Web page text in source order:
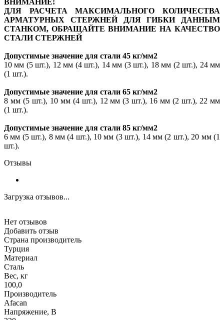
ДЛЯ РАСЧЕТА МАКСИМАЛЬНОГО КОЛИЧЕСТВА
АРМАТУРНЫХ СТЕРЖНЕЙ ДЛЯ ГИБКИ ДАННЫМ
СТАНКОМ, ОБРАЩАЙТЕ ВНИМАНИЕ НА КАЧЕСТВО
СТАЛИ СТЕРЖНЕЙ
Допустимые значение для стали 45 кг/мм2
10 мм (5 шт.), 12 мм (4 шт.), 14 мм (3 шт.), 18 мм (2 шт.), 24 мм
(1 шт.).
Допустимые значение для стали 65 кг/мм2
8 мм (5 шт.), 10 мм (4 шт.), 12 мм (3 шт.), 16 мм (2 шт.), 22 мм
(1 шт.).
Допустимые значение для стали 85 кг/мм2
6 мм (5 шт.), 8 мм (4 шт.), 10 мм (3 шт.), 14 мм (2 шт.), 20 мм (1
шт.).
Отзывы
Загрузка отзывов...
Нет отзывов
Добавить отзыв
Страна производитель
Турция
Материал
Сталь
Вес, кг
100,0
Производитель
Afacan
Напряжение, В